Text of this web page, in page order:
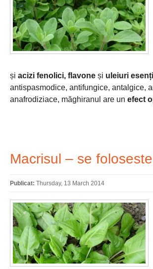
și acizi fenolici, flavone și uleiuri
antispasmodice, antifungice, antalgice,
anafrodizia­ce, măghiranul are un efect
Macrisul – se
Publicat: Thursday, 13 March 2014